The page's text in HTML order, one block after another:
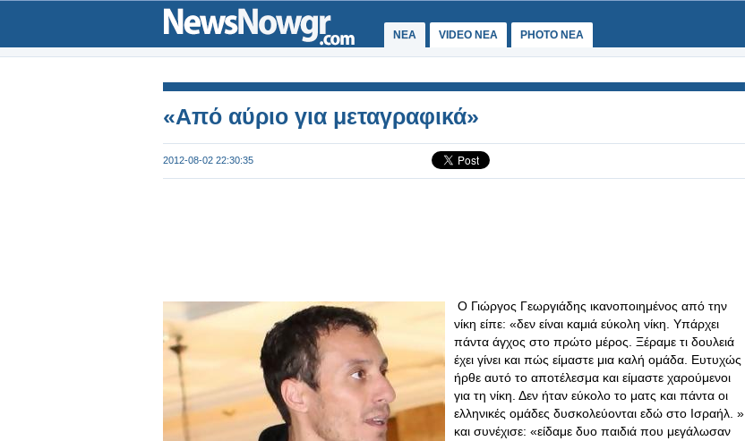
ΝΕΑ VIDEO NEA PHOTO NEA
«Από αύριο για μεταγραφικά»
2012-08-02 22:30:35
Ο Γιώργος Γεωργιάδης ικανοποιημένος από την
νίκη είπε: «δεν είναι καμιά εύκολη νίκη. Υπάρχει
πάντα άγχος στο πρώτο μέρος. Ξέραμε τι δουλειά
έχει γίνει και πώς είμαστε μια καλή ομάδα. Ευτυχώς
ήρθε αυτό το αποτέλεσμα και είμαστε χαρούμενοι
για τη νίκη. Δεν ήταν εύκολο το ματς και πάντα οι
ελληνικές ομάδες δυσκολεύονται εδώ στο Ισραήλ. »
και συνέχισε: «είδαμε δυο παιδιά που μεγάλωσαν